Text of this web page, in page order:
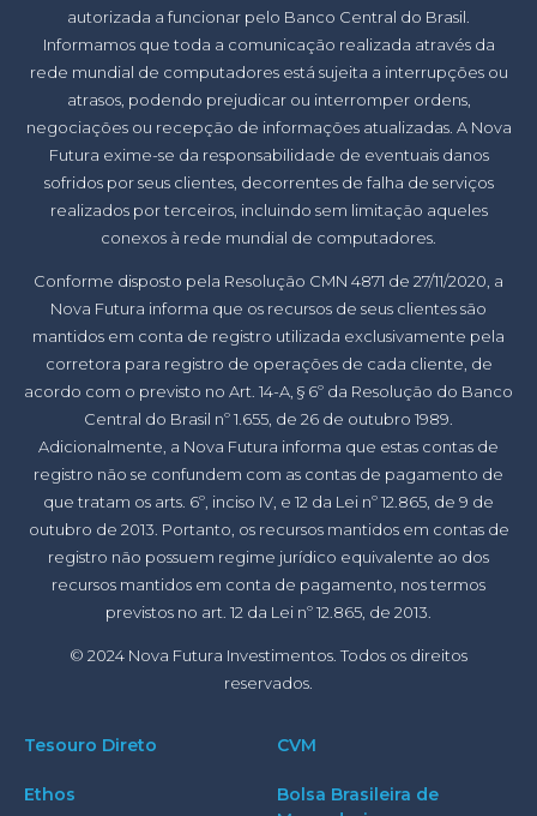
autorizada a funcionar pelo Banco Central do Brasil.
Informamos que toda a comunicação realizada através da
rede mundial de computadores está sujeita a interrupções ou
atrasos, podendo prejudicar ou interromper ordens,
negociações ou recepção de informações atualizadas. A Nova
Futura exime-se da responsabilidade de eventuais danos
sofridos por seus clientes, decorrentes de falha de serviços
realizados por terceiros, incluindo sem limitação aqueles
conexos à rede mundial de computadores.
Conforme disposto pela Resolução CMN 4871 de 27/11/2020, a
Nova Futura informa que os recursos de seus clientes são
mantidos em conta de registro utilizada exclusivamente pela
corretora para registro de operações de cada cliente, de
acordo com o previsto no Art. 14-A, § 6º da Resolução do Banco
Central do Brasil nº 1.655, de 26 de outubro 1989.
Adicionalmente, a Nova Futura informa que estas contas de
registro não se confundem com as contas de pagamento de
que tratam os arts. 6º, inciso IV, e 12 da Lei nº 12.865, de 9 de
outubro de 2013. Portanto, os recursos mantidos em contas de
registro não possuem regime jurídico equivalente ao dos
recursos mantidos em conta de pagamento, nos termos
previstos no art. 12 da Lei nº 12.865, de 2013.
© 2024 Nova Futura Investimentos. Todos os direitos
reservados.
Tesouro Direto
Ethos
CVM
Bolsa Brasileira de